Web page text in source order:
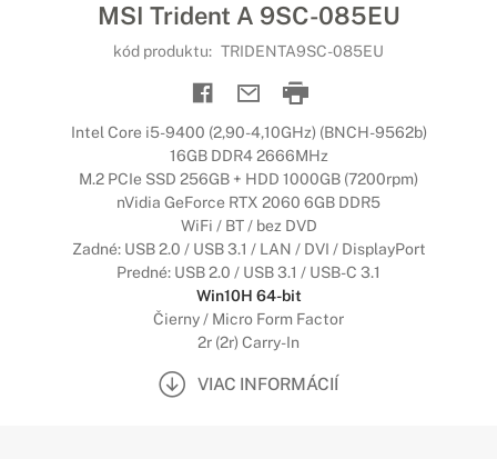
MSI Trident A 9SC-085EU
kód produktu: TRIDENTA9SC-085EU
Intel Core i5-9400 (2,90-4,10GHz) (BNCH-9562b)
16GB DDR4 2666MHz
M.2 PCIe SSD 256GB + HDD 1000GB (7200rpm)
nVidia GeForce RTX 2060 6GB DDR5
WiFi / BT / bez DVD
Zadné: USB 2.0 / USB 3.1 / LAN / DVI / DisplayPort
Predné: USB 2.0 / USB 3.1 / USB-C 3.1
Win10H 64-bit
Čierny / Micro Form Factor
2r (2r) Carry-In
VIAC INFORMÁCIÍ